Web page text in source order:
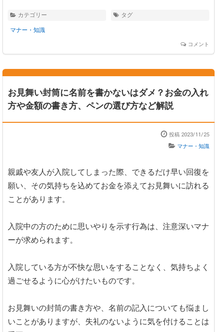
カテゴリー
マナー・知識
タグ
コメント
お見舞い封筒に名前を書かないはダメ？お金の入れ
方や金額の書き方、ペンの選び方など解説
投稿 2023/11/25
マナー・知識
親戚や友人が入院してしまった際、できるだけ早い回復を
願い、その気持ちを込めてお金を添えてお見舞いに訪れる
ことがあります。
入院中の方のために思いやりを示す行為は、注意深いマナ
ーが求められます。
入院している方が不快な思いをすることなく、気持ちよく
過ごせるように心がけたいものです。
お見舞いの封筒の書き方や、名前の記入についても悩まし
いことがありますが、失礼のないように気を付けることは